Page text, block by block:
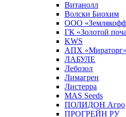
Витанолл
Волски Биохим
ООО
ГК «Золотой
KWS
AПX «Мираторг»
ЛАБУЛЕ
Лебозол
Лимагрен
Листерра
MAS Seeds
ПОЛИДОН Агро
ПРОГРЕЙН РУ